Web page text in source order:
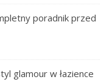
poradnik przed
glamour w łazience